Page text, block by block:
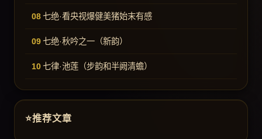
七绝·看央视爆健美猪始末有感
七绝·秋吟之一（新韵）
七律·池莲（步韵和半阙清蟾）
推荐文章